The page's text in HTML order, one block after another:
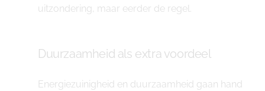
uitzondering, maar eerder de regel.
Duurzaamheid als extra voordeel
Energiezuinigheid en duurzaamheid gaan hand